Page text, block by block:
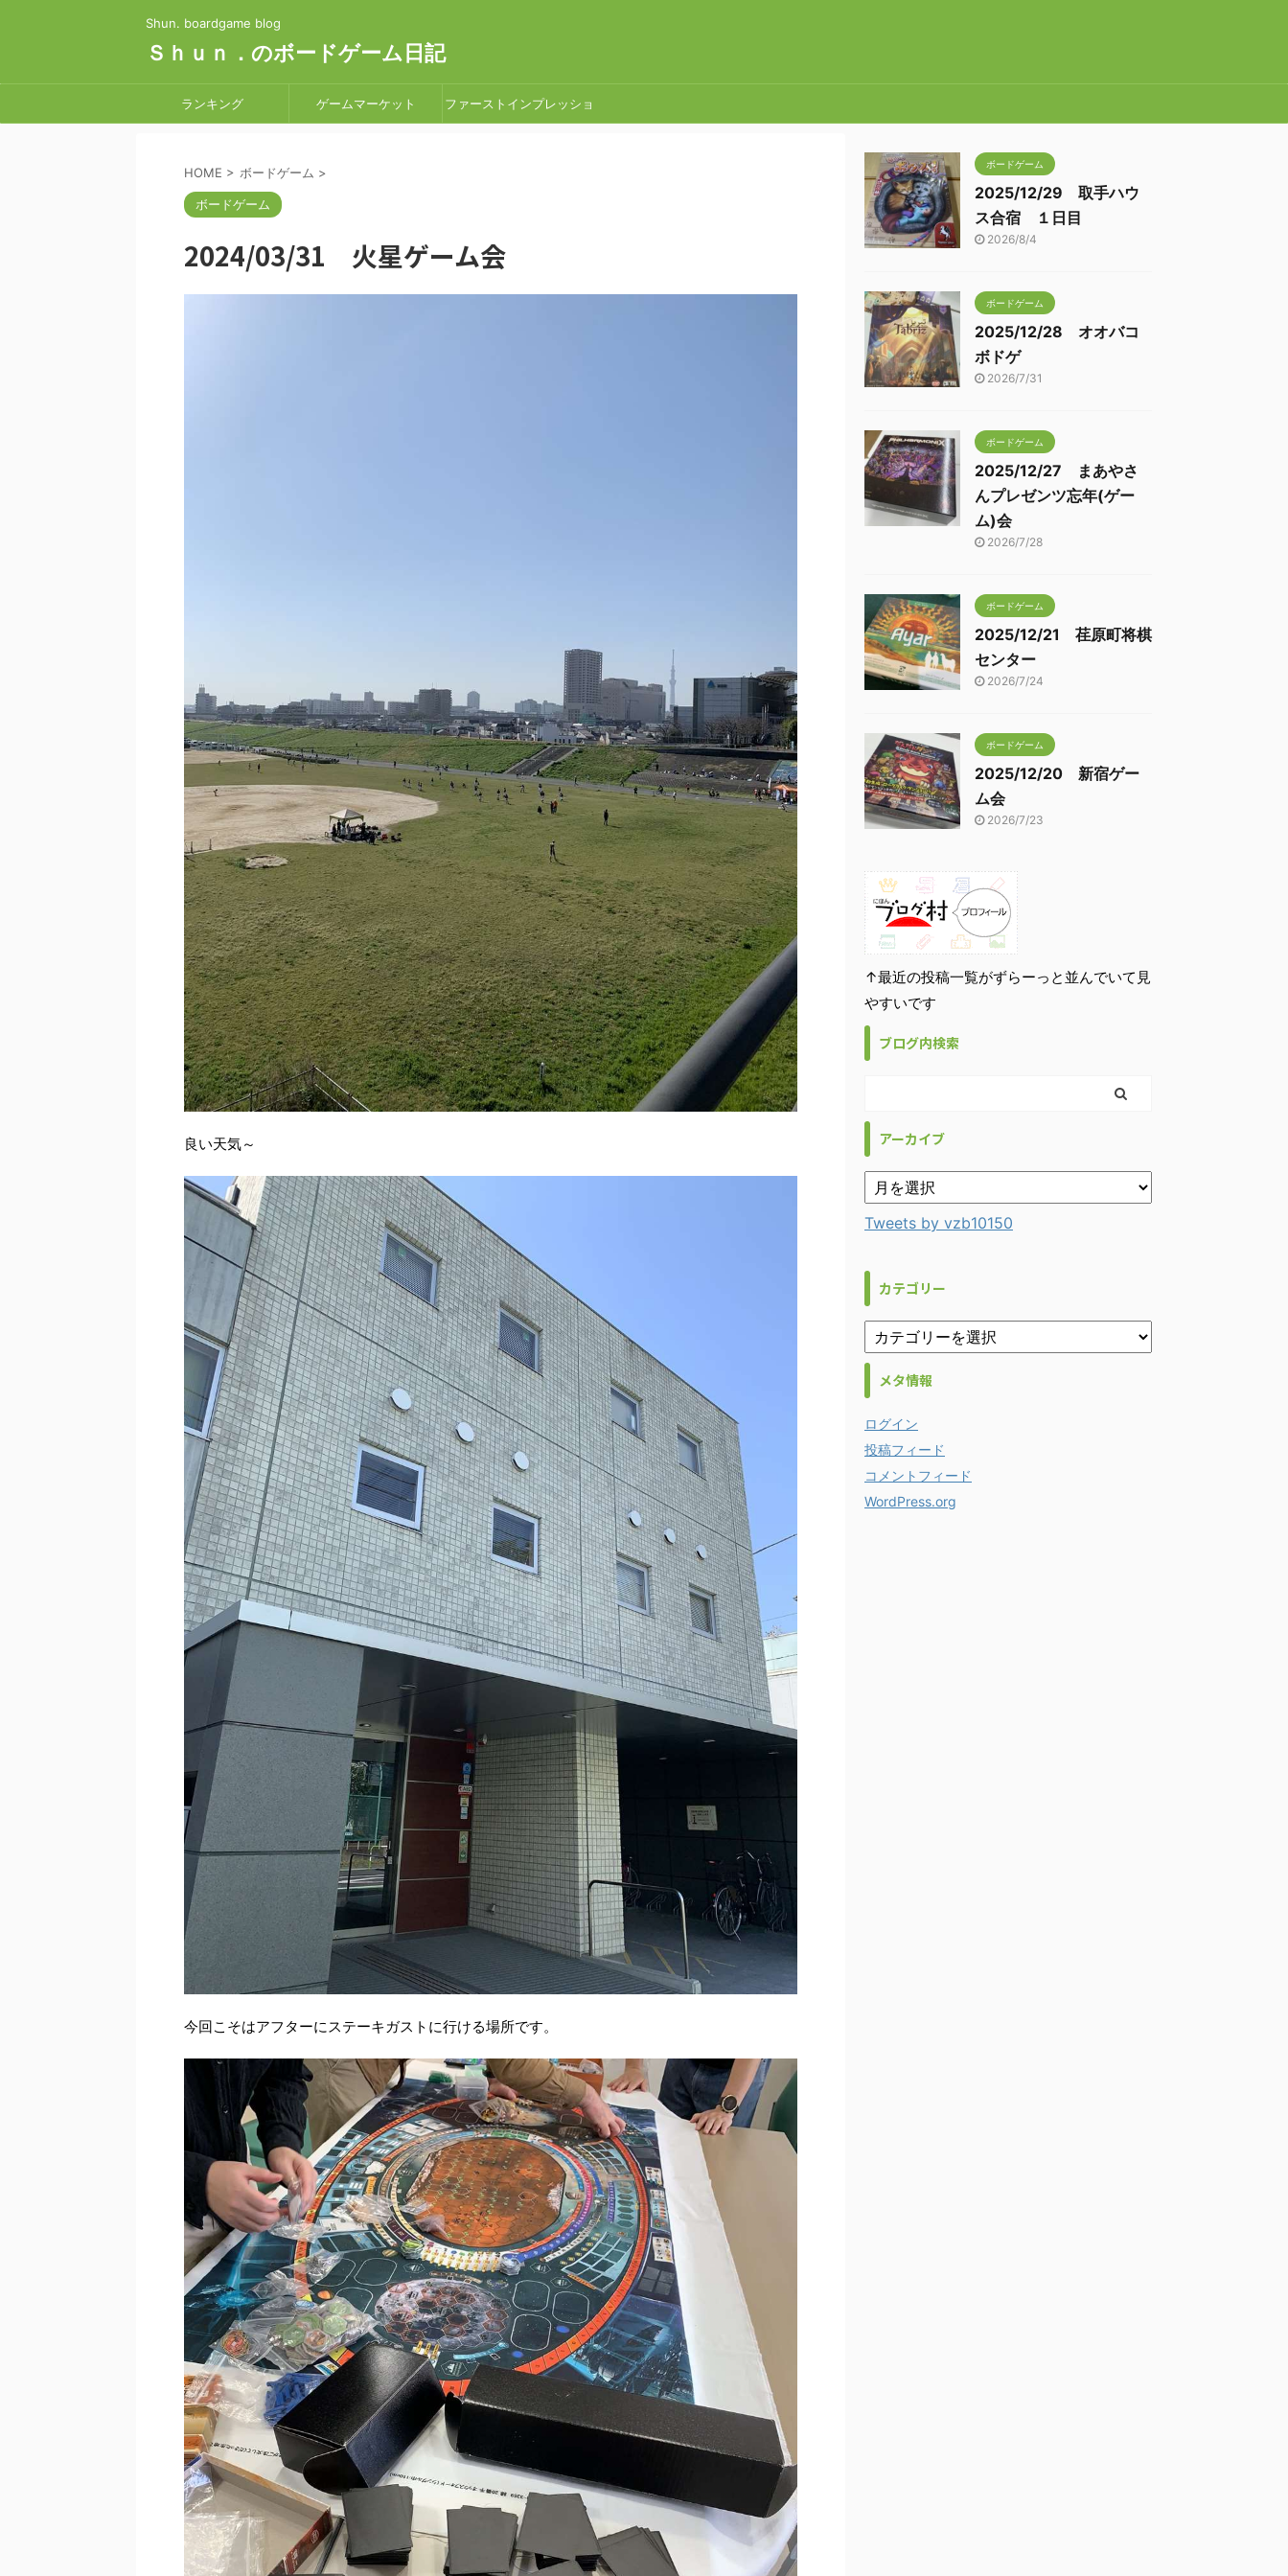
Shun. boardgame blog
Ｓｈｕｎ．のボードゲーム日記
ランキング ゲームマーケット ファーストインプレッショ
HOME > ボードゲーム >
ボードゲーム
2024/03/31 火星ゲーム会
良い天気～
今回こそはアフターにステーキガストに行ける場所です。
ボードゲーム
2025/12/29 取手ハウ
ス合宿 １日目
2026/8/4
ボードゲーム
2025/12/28 オオバコ
ボドゲ
2026/7/31
ボードゲーム
2025/12/27 まあやさ
んプレゼンツ忘年(ゲー
ム)会
2026/7/28
ボードゲーム
2025/12/21 荏原町将棋
センター
2026/7/24
ボードゲーム
2025/12/20 新宿ゲー
ム会
2026/7/23
↑最近の投稿一覧がずらーっと並んでいて見
やすいです
ブログ内検索
アーカイブ
Tweets by vzb10150
カテゴリー
メタ情報
ログイン
投稿フィード
コメントフィード
WordPress.org